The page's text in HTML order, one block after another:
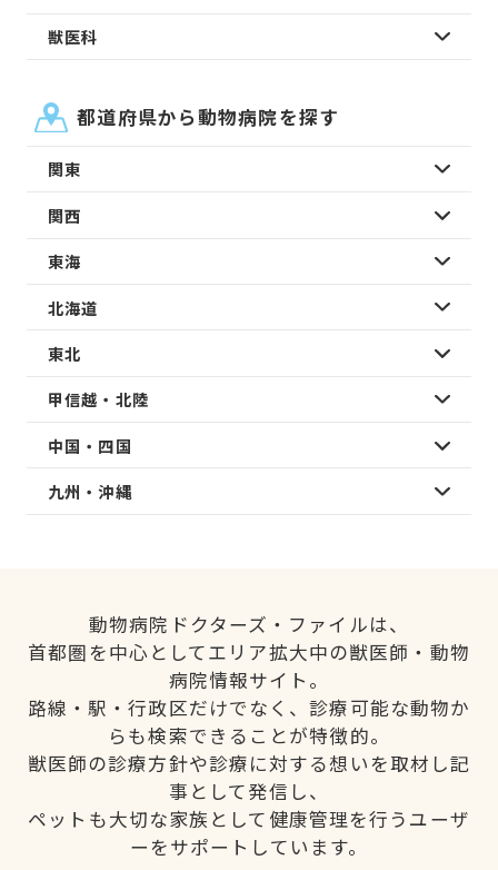
獣医科
都道府県から動物病院を探す
関東
関西
東海
北海道
東北
甲信越・北陸
中国・四国
九州・沖縄
動物病院ドクターズ・ファイルは、
首都圏を中心としてエリア拡大中の獣医師・動物
病院情報サイト。
路線・駅・行政区だけでなく、診療可能な動物か
らも検索できることが特徴的。
獣医師の診療方針や診療に対する想いを取材し記
事として発信し、
ペットも大切な家族として健康管理を行うユーザ
ーをサポートしています。